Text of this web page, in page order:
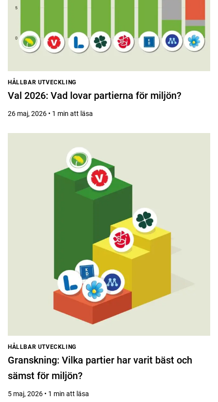
HÅLLBAR UTVECKLING
Val 2026: Vad lovar partierna för miljön?
26 maj, 2026 • 1 min att läsa
HÅLLBAR UTVECKLING
Granskning: Vilka partier har varit bäst och
sämst för miljön?
5 maj, 2026 • 1 min att läsa